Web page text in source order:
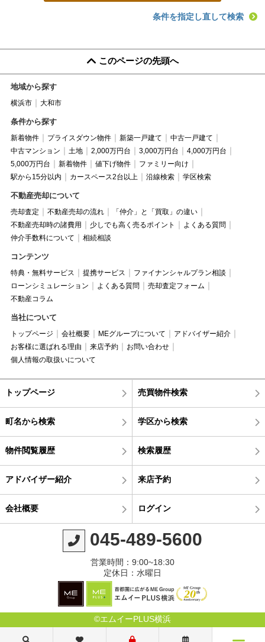
条件を指定し直して検索
このページの先頭へ
地域から探す
横浜市 大和市
条件から探す
新着物件 プライスダウン物件 新築一戸建て
中古一戸建て
中古マンション
土地 2,000万円台 3,000万円台
4,000万円台
5,000万円台
新着物件 値下げ物件
ファミリー向け
駅から15分以内
カースペース2台以上 沿線検索 学区検索
不動産売却について
売却査定 不動産売却の流れ
「仲介」と「買取」の違い
不動産売却時の諸費用
少しでも高く売るポイント
よくある質問
仲介手数料について
相続相談
コンテンツ
特典・無料サービス 提携サービス
ファイナンシャルプラン相談
ローンシミュレーション
よくある質問
売却査定フォーム
不動産コラム
当社について
トップページ 会社概要 MEグループについて
アドバイザー紹介
お客様に選ばれる理由
来店予約
お問い合わせ
個人情報の取扱いについて
トップページ 売買物件検索
町名から検索 学区から検索
物件閲覧履歴 検索履歴
アドバイザー紹介 来店予約
会社概要 ログイン
045-489-5600
営業時間：9:00~18:30
定休日：水曜日
©エムイーPLUS横浜